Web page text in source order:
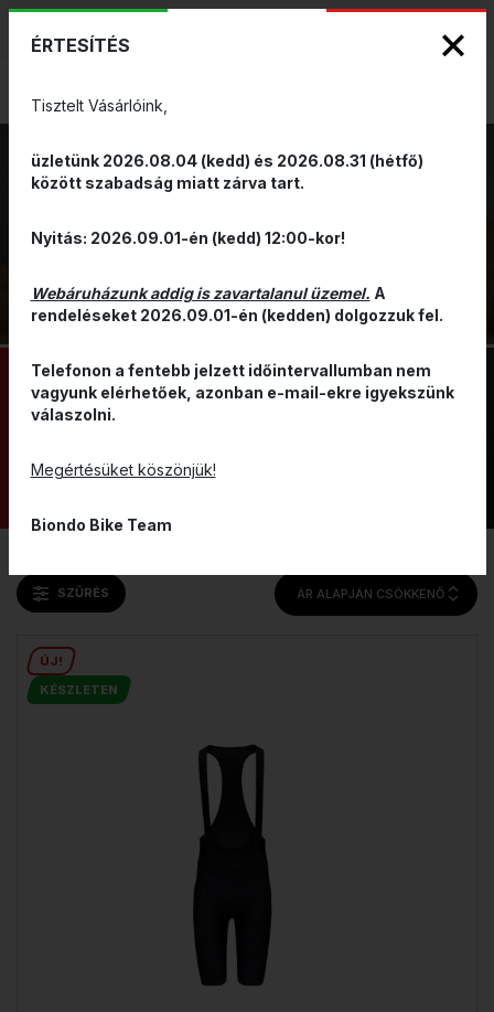
HUN
RUHÁZAT
KANTÁROS NADRÁG
SZŰRÉS ÁR ALAPJÁN CSÖKKENŐ
ÚJ!
KÉSZLETEN
ÉRTESÍTÉS
Tisztelt Vásárlóink,
üzletünk 2026.08.04 (kedd) és 2026.08.31 (hétfő)
között szabadság miatt zárva tart.
Nyitás: 2026.09.01-én (kedd) 12:00-kor!
Webáruházunk addig is zavartalanul üzemel. A
rendeléseket 2026.09.01-én (kedden) dolgozzuk fel.
Telefonon a fentebb jelzett időintervallumban nem
vagyunk elérhetőek, azonban e-mail-ekre igyekszünk
válaszolni.
Megértésüket köszönjük!
Biondo Bike Team